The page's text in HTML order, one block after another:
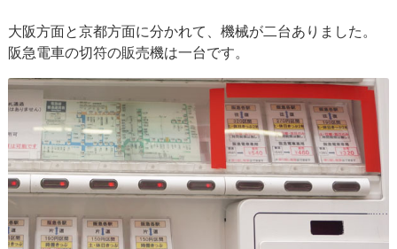
大阪方面と京都方面に分かれて、機械が二台ありました。
阪急電車の切符の販売機は一台です。